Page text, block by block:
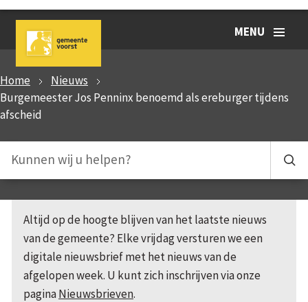
MENU
Home
Nieuws
Burgemeester Jos Penninx benoemd als ereburger tijdens
afscheid
Altijd op de hoogte blijven van het laatste nieuws
van de gemeente? Elke vrijdag versturen we een
digitale nieuwsbrief met het nieuws van de
afgelopen week. U kunt zich inschrijven via onze
paginaNieuwsbrieven.